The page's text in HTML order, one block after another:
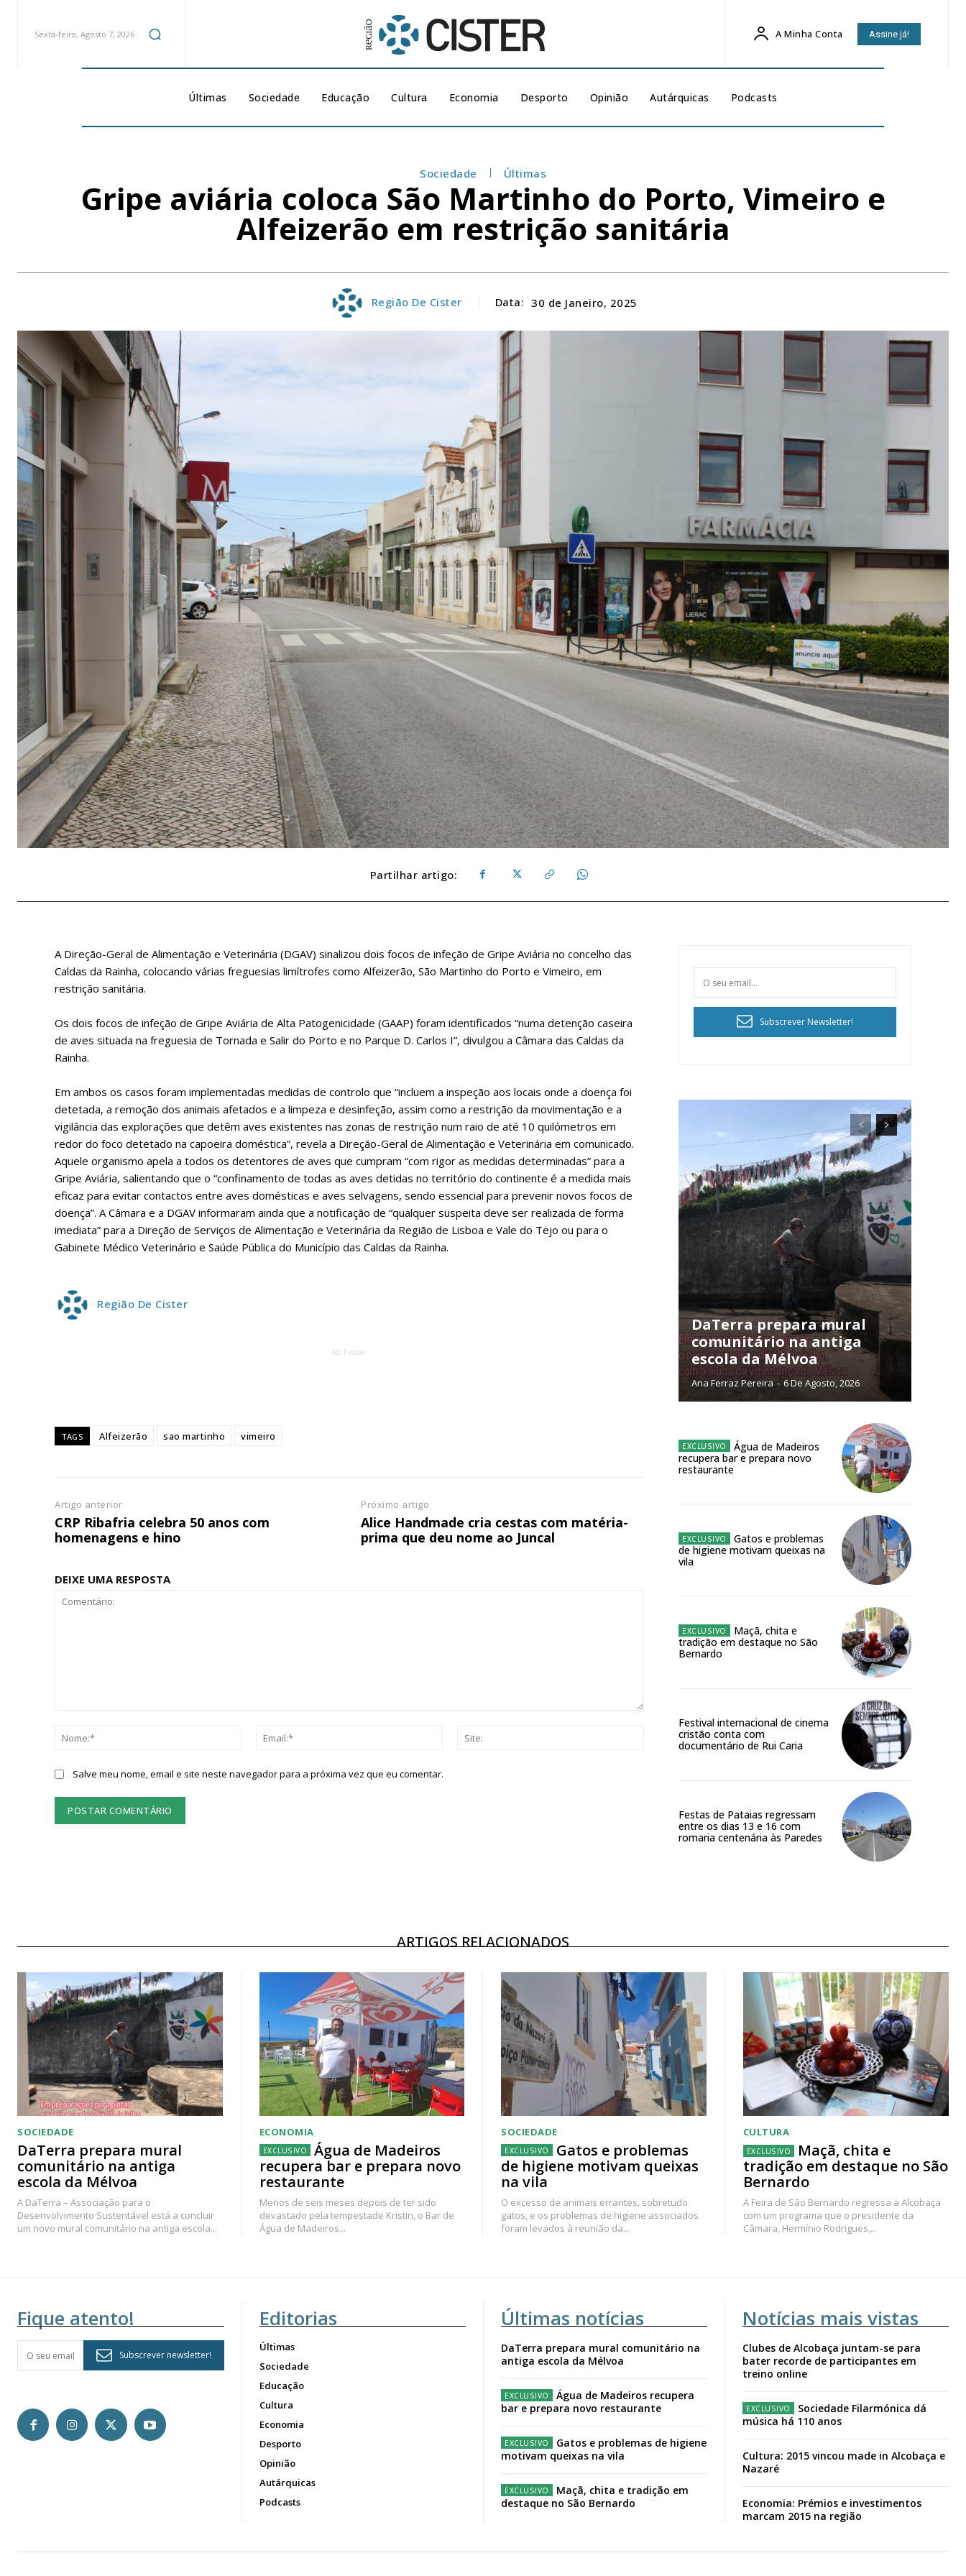
Planos de Assinatura
Faça-se assinante do Região de Cister e ajude-nos a manter este serviço público!
Sendo assinante terá acesso a todos os conteúdos exclusivos e versões digitais.
Escolha o plano de assinatura desejado:
€
em sua casa
Ofertas para assinatura anual
ASSINATURA
DIGITAL ANUAL
Acesso aos conteúdos Exclusivos para
Escolha o plano
Sexta-feira, Agosto 7, 2026 A Minha Conta Assine já!
Últimas Sociedade Educação Cultura Economia Desporto Opinião Autárquicas Podcasts
Sociedade Últimas
Gripe aviária coloca São Martinho do Porto, Vimeiro e
Alfeizerão em restrição sanitária
Região De Cister Data: 30 de Janeiro, 2025
Partilhar artigo:
A Direção-Geral de Alimentação e Veterinária (DGAV) sinalizou dois focos de infeção de Gripe Aviária no concelho das
Caldas da Rainha, colocando várias freguesias limítrofes como Alfeizerão, São Martinho do Porto e Vimeiro, em
restrição sanitária.
Os dois focos de infeção de Gripe Aviária de Alta Patogenicidade (GAAP) foram identificados “numa detenção caseira
de aves situada na freguesia de Tornada e Salir do Porto e no Parque D. Carlos I”, divulgou a Câmara das Caldas da
Rainha.
Em ambos os casos foram implementadas medidas de controlo que “incluem a inspeção aos locais onde a doença foi
detetada, a remoção dos animais afetados e a limpeza e desinfeção, assim como a restrição da movimentação e a
vigilância das explorações que detêm aves existentes nas zonas de restrição num raio de até 10 quilómetros em
redor do foco detetado na capoeira doméstica”, revela a Direção-Geral de Alimentação e Veterinária em comunicado.
Aquele organismo apela a todos os detentores de aves que cumpram “com rigor as medidas determinadas” para a
Gripe Aviária, salientando que o “confinamento de todas as aves detidas no território do continente é a medida mais
eficaz para evitar contactos entre aves domésticas e aves selvagens, sendo essencial para prevenir novos focos de
doença”. A Câmara e a DGAV informaram ainda que a notificação de “qualquer suspeita deve ser realizada de forma
imediata” para a Direção de Serviços de Alimentação e Veterinária da Região de Lisboa e Vale do Tejo ou para o
Gabinete Médico Veterinário e Saúde Pública do Município das Caldas da Rainha.
Região De Cister
AD Footer
TAGS Alfeizerão sao martinho vimeiro
Artigo anterior
CRP Ribafria celebra 50 anos com
homenagens e hino
Próximo artigo
Alice Handmade cria cestas com matéria-
prima que deu nome ao Juncal
DEIXE UMA RESPOSTA
Nome:*
Email:*
Salve meu nome, email e site neste navegador para a próxima vez que eu comentar.
Subscrever Newsletter!
DaTerra prepara mural
comunitário na antiga
escola da Mélvoa
Ana Ferraz Pereira - 6 De Agosto, 2026
Água de Madeiros
recupera bar e prepara novo
restaurante
Gatos e problemas
de higiene motivam queixas na
vila
Maçã, chita e
tradição em destaque no São
Bernardo
Festival internacional de cinema
cristão conta com
documentário de Rui Caria
Festas de Pataias regressam
entre os dias 13 e 16 com
romaria centenária às Paredes
ARTIGOS RELACIONADOS
SOCIEDADE
DaTerra prepara mural
comunitário na antiga
escola da Mélvoa
A DaTerra – Associação para o
Desenvolvimento Sustentável está a concluir
um novo mural comunitário na antiga escola...
ECONOMIA
Água de Madeiros
recupera bar e prepara novo
restaurante
Menos de seis meses depois de ter sido
devastado pela tempestade Kristin, o Bar de
Água de Madeiros...
SOCIEDADE
Gatos e problemas
de higiene motivam queixas
na vila
O excesso de animais errantes, sobretudo
gatos, e os problemas de higiene associados
foram levados à reunião da...
CULTURA
Maçã, chita e
tradição em destaque no São
Bernardo
A Feira de São Bernardo regressa a Alcobaça
com um programa que o presidente da
Câmara, Hermínio Rodrigues,...
Fique atento!
Subscrever newsletter!
Editorias
Últimas
Sociedade
Educação
Cultura
Economia
Desporto
Opinião
Autárquicas
Podcasts
Últimas notícias
DaTerra prepara mural comunitário na
antiga escola da Mélvoa
Água de Madeiros recupera
bar e prepara novo restaurante
Gatos e problemas de higiene
motivam queixas na vila
Maçã, chita e tradição em
destaque no São Bernardo
Notícias mais vistas
Clubes de Alcobaça juntam-se para
bater recorde de participantes em
treino online
Sociedade Filarmónica dá
música há 110 anos
Cultura: 2015 vincou made in Alcobaça e
Nazaré
Economia: Prémios e investimentos
marcam 2015 na região